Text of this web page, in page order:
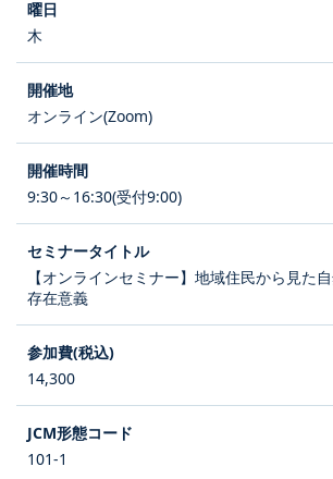
木
オンライン(Zoom)
9:30～16:30(受付9:00)
【オンラインセミナー】地域住民から見た
存在意義
14,300
101-1